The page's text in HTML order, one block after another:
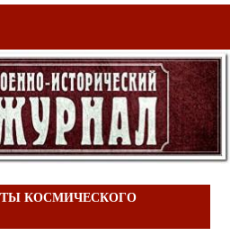
КОСМИЧЕСКОГО